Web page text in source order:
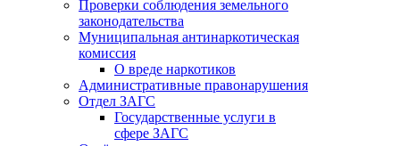
Проверки соблюдения земельного
законодательства
Муниципальная антинаркотическая
комиссия
О вреде наркотиков
Административные правонарушения
Отдел ЗАГС
Государственные услуги в
сфере ЗАГС